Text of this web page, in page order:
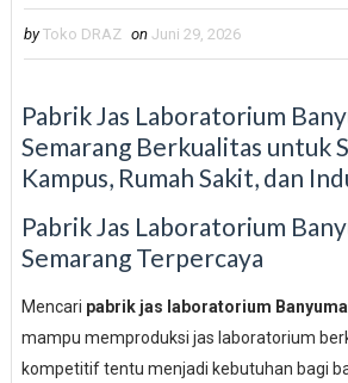
by Toko DRAZ on Juni 29, 2026
Pabrik Jas Laboratorium
Semarang Berkualitas untuk
Kampus, Rumah Sakit, dan
Pabrik Jas Laboratorium
Semarang Terpercaya
Mencari pabrik jas laboratorium
mampu memproduksi jas laboratorium
kompetitif tentu menjadi kebutuhan bagi